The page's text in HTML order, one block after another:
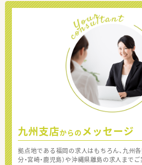
九州支店からの メッセージ
拠点地である福岡の求人はもちろん、九州各
分・宮崎・鹿児島）や沖縄県離島の求人まで